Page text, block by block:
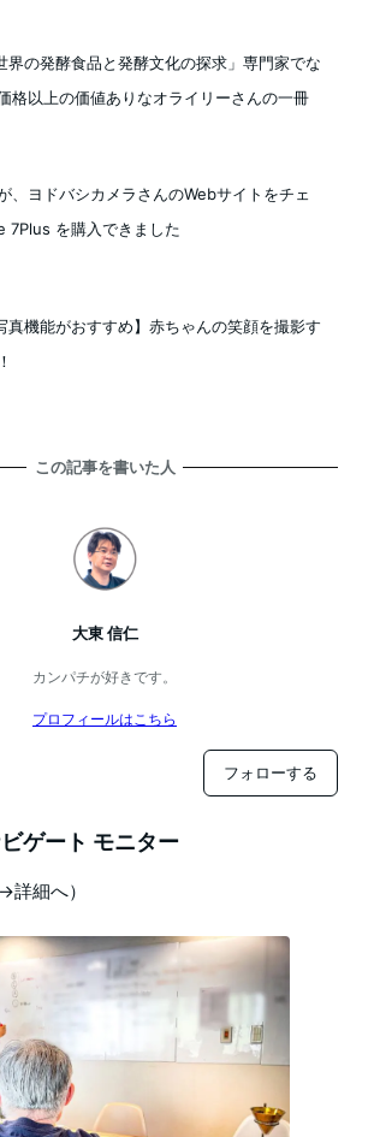
界の発酵食品と発酵文化の探求」専門家でな
格以上の価値ありなオライリーさんの一冊
、ヨドバシカメラさんのWebサイトをチェ
7Plus を購入できました
真機能がおすすめ】赤ちゃんの笑顔を撮影す
この記事を書いた人
大東 信仁
カンパチが好きです。
プロフィールはこちら
フォローする
ゲート モニター
詳細へ）